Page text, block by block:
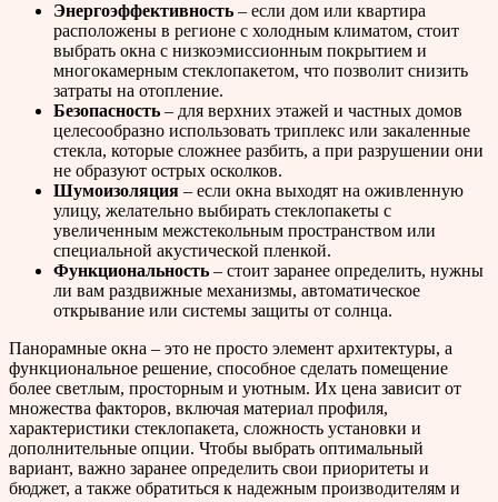
Энергоэффективность – если дом или квартира
расположены в регионе с холодным климатом, стоит
выбрать окна с низкоэмиссионным покрытием и
многокамерным стеклопакетом, что позволит снизить
затраты на отопление.
Безопасность – для верхних этажей и частных домов
целесообразно использовать триплекс или закаленные
стекла, которые сложнее разбить, а при разрушении они
не образуют острых осколков.
Шумоизоляция – если окна выходят на оживленную
улицу, желательно выбирать стеклопакеты с
увеличенным межстекольным пространством или
специальной акустической пленкой.
Функциональность – стоит заранее определить, нужны
ли вам раздвижные механизмы, автоматическое
открывание или системы защиты от солнца.
Панорамные окна – это не просто элемент архитектуры, а
функциональное решение, способное сделать помещение
более светлым, просторным и уютным. Их цена зависит от
множества факторов, включая материал профиля,
характеристики стеклопакета, сложность установки и
дополнительные опции. Чтобы выбрать оптимальный
вариант, важно заранее определить свои приоритеты и
бюджет, а также обратиться к надежным производителям и